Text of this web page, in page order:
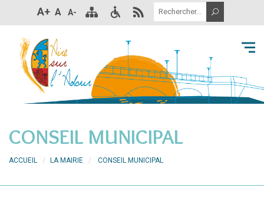
A+ A A-
CONSEIL MUNICIPAL
ACCUEIL LA MAIRIE CONSEIL MUNICIPAL